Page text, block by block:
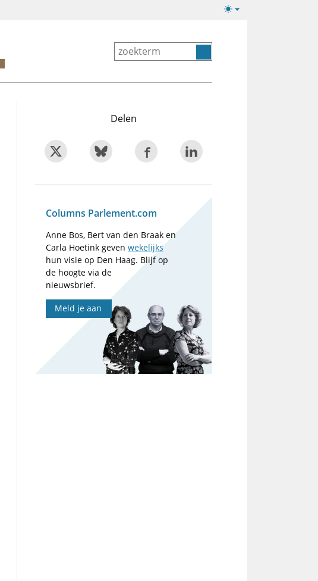
Lichte/donkere
Delen
Columns Parlement.com
Anne Bos, Bert van den Braak en
Carla Hoetink gevenwekelijks
hun visie op Den Haag. Blijf op
de hoogte via de
nieuwsbrief.
Meld je aan